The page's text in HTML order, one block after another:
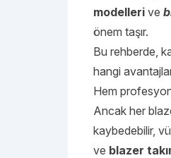
modelleri ve
önem taşır.
Bu rehberde,
hangi
Hem
Ancak her
kaybedebilir,
ve blazer